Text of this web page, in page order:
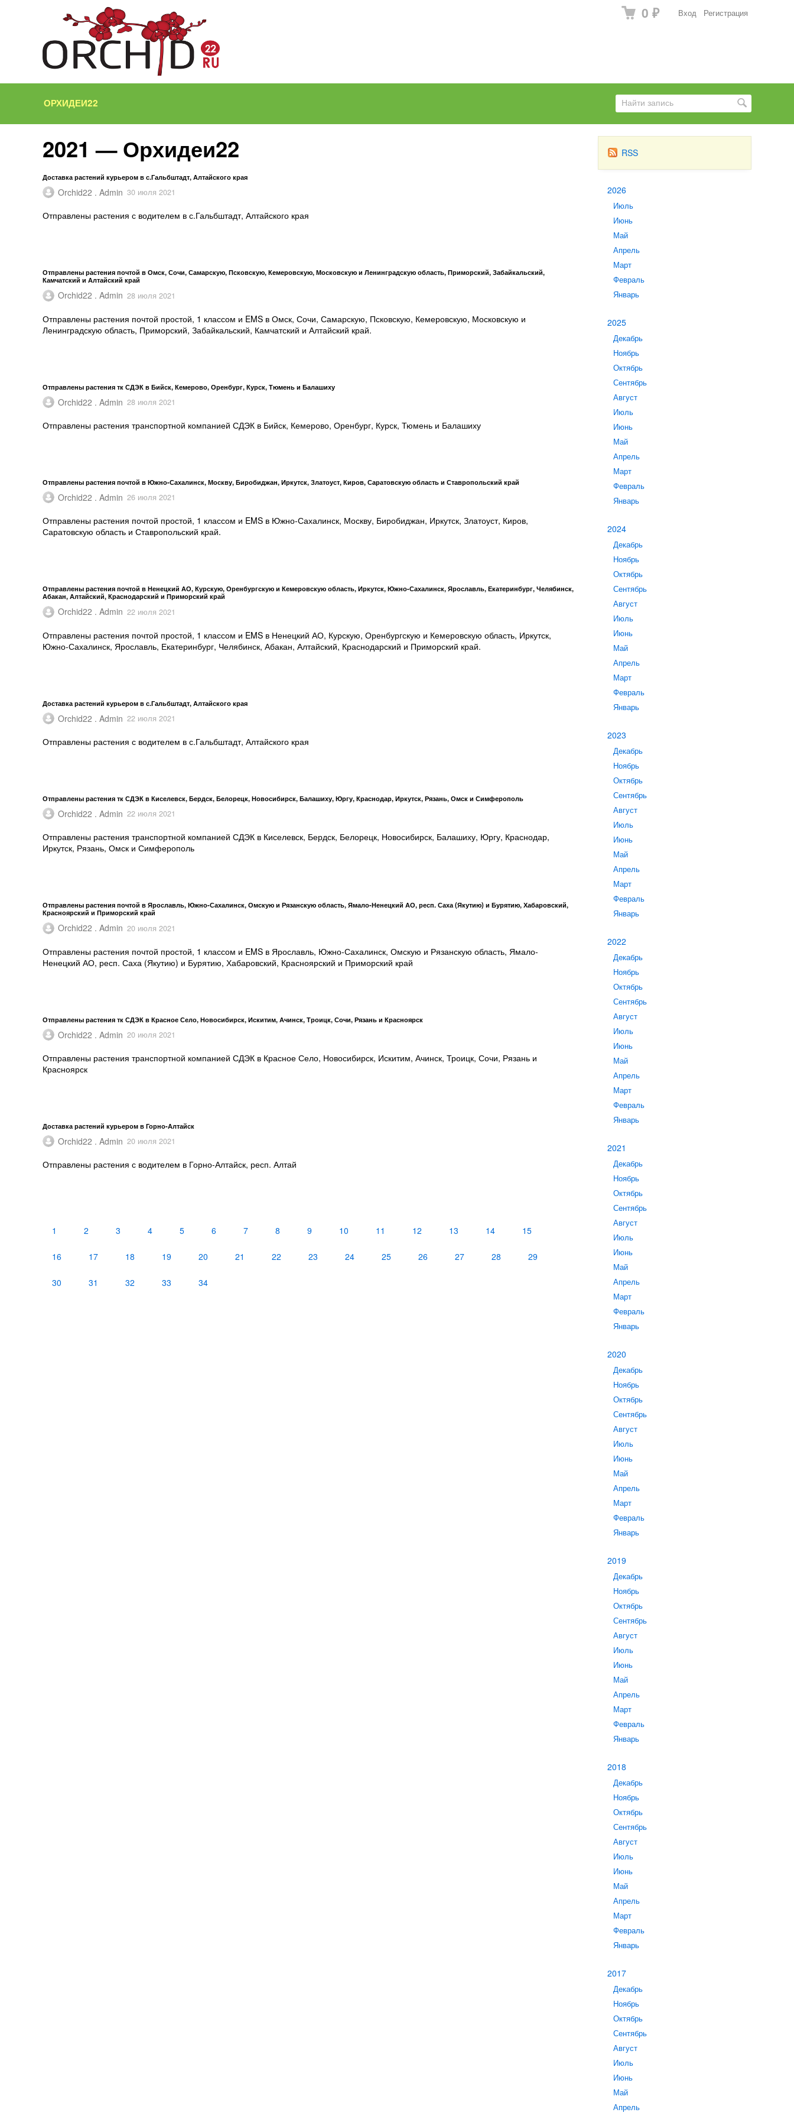
Вход Регистрация
0 ₽
ОРХИДЕИ22
RSS
2026
Июль
Июнь
Май
Апрель
Март
Февраль
Январь
2025
Декабрь
Ноябрь
Октябрь
Сентябрь
Август
Июль
Июнь
Май
Апрель
Март
Февраль
Январь
2024
Декабрь
Ноябрь
Октябрь
Сентябрь
Август
Июль
Июнь
Май
Апрель
Март
Февраль
Январь
2023
Декабрь
Ноябрь
Октябрь
Сентябрь
Август
Июль
Июнь
Май
Апрель
Март
Февраль
Январь
2022
Декабрь
Ноябрь
Октябрь
Сентябрь
Август
Июль
Июнь
Май
Апрель
Март
Февраль
Январь
2021
Декабрь
Ноябрь
Октябрь
Сентябрь
Август
Июль
Июнь
Май
Апрель
Март
Февраль
Январь
2020
Декабрь
Ноябрь
Октябрь
Сентябрь
Август
Июль
Июнь
Май
Апрель
Март
Февраль
Январь
2019
Декабрь
Ноябрь
Октябрь
Сентябрь
Август
Июль
Июнь
Май
Апрель
Март
Февраль
Январь
2018
Декабрь
Ноябрь
Октябрь
Сентябрь
Август
Июль
Июнь
Май
Апрель
Март
Февраль
Январь
2017
Декабрь
Ноябрь
Октябрь
Сентябрь
Август
Июль
Июнь
Май
Апрель
2021 — Орхидеи22
Доставка растений курьером в с.Гальбштадт, Алтайского края
Orchid22 . Admin 30 июля 2021
Отправлены растения с водителем в с.Гальбштадт, Алтайского края
Отправлены растения почтой в Омск, Сочи, Самарскую, Псковскую, Кемеровскую, Московскую и Ленинградскую область, Приморский, Забайкальский,
Камчатский и Алтайский край
Orchid22 . Admin 28 июля 2021
Отправлены растения почтой простой, 1 классом и EMS в Омск, Сочи, Самарскую, Псковскую, Кемеровскую, Московскую и
Ленинградскую область, Приморский, Забайкальский, Камчатский и Алтайский край.
Отправлены растения тк СДЭК в Бийск, Кемерово, Оренбург, Курск, Тюмень и Балашиху
Orchid22 . Admin 28 июля 2021
Отправлены растения транспортной компанией СДЭК в Бийск, Кемерово, Оренбург, Курск, Тюмень и Балашиху
Отправлены растения почтой в Южно-Сахалинск, Москву, Биробиджан, Иркутск, Златоуст, Киров, Саратовскую область и Ставропольский край
Orchid22 . Admin 26 июля 2021
Отправлены растения почтой простой, 1 классом и EMS в Южно-Сахалинск, Москву, Биробиджан, Иркутск, Златоуст, Киров,
Саратовскую область и Ставропольский край.
Отправлены растения почтой в Ненецкий АО, Курскую, Оренбургскую и Кемеровскую область, Иркутск, Южно-Сахалинск, Ярославль, Екатеринбург, Челябинск,
Абакан, Алтайский, Краснодарский и Приморский край
Orchid22 . Admin 22 июля 2021
Отправлены растения почтой простой, 1 классом и EMS в Ненецкий АО, Курскую, Оренбургскую и Кемеровскую область, Иркутск,
Южно-Сахалинск, Ярославль, Екатеринбург, Челябинск, Абакан, Алтайский, Краснодарский и Приморский край.
Доставка растений курьером в с.Гальбштадт, Алтайского края
Orchid22 . Admin 22 июля 2021
Отправлены растения с водителем в с.Гальбштадт, Алтайского края
Отправлены растения тк СДЭК в Киселевск, Бердск, Белорецк, Новосибирск, Балашиху, Юргу, Краснодар, Иркутск, Рязань, Омск и Симферополь
Orchid22 . Admin 22 июля 2021
Отправлены растения транспортной компанией СДЭК в Киселевск, Бердск, Белорецк, Новосибирск, Балашиху, Юргу, Краснодар,
Иркутск, Рязань, Омск и Симферополь
Отправлены растения почтой в Ярославль, Южно-Сахалинск, Омскую и Рязанскую область, Ямало-Ненецкий АО, респ. Саха (Якутию) и Бурятию, Хабаровский,
Красноярский и Приморский край
Orchid22 . Admin 20 июля 2021
Отправлены растения почтой простой, 1 классом и EMS в Ярославль, Южно-Сахалинск, Омскую и Рязанскую область, Ямало-
Ненецкий АО, респ. Саха (Якутию) и Бурятию, Хабаровский, Красноярский и Приморский край
Отправлены растения тк СДЭК в Красное Село, Новосибирск, Искитим, Ачинск, Троицк, Сочи, Рязань и Красноярск
Orchid22 . Admin 20 июля 2021
Отправлены растения транспортной компанией СДЭК в Красное Село, Новосибирск, Искитим, Ачинск, Троицк, Сочи, Рязань и
Красноярск
Доставка растений курьером в Горно-Алтайск
Orchid22 . Admin 20 июля 2021
Отправлены растения с водителем в Горно-Алтайск, респ. Алтай
1 2 3 4 5 6 7 8 9 10 11 12 13 14 15
16 17 18 19 20 21 22 23 24 25 26 27 28 29
30 31 32 33 34